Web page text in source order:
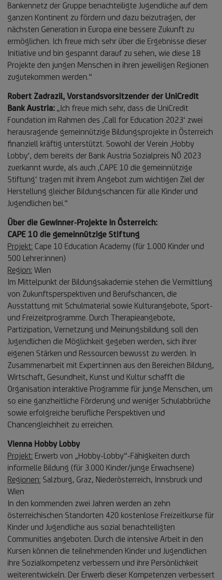
Bankennetz der Gruppe benachteiligte Jugendliche auf dem
ganzen Kontinent zu fördern und dazu beizutragen, der
nächsten Generation in Europa eine bessere Zukunft zu
ermöglichen. Ich freue mich sehr über die Ergebnisse dieser
Initiative und bin gespannt darauf zu sehen, wie diese 18
Projekte den jungen Menschen in ihren jeweiligen Regionen
zugutekommen werden.“
Robert Zadrazil, Vorstandsvorsitzender der UniCredit
Bank Austria:„Ich freue mich sehr, dass die UniCredit
Foundation im Rahmen des ‚Call for Education 2023‘ zwei
herausragende gemeinnützige Bildungsprojekte in Österreich
finanziell kräftig unterstützt. Sowohl der Verein ‚Hobby
Lobby‘, dem bereits der Bank Austria Sozialpreis NÖ 2023
zuerkannt wurde, als auch ‚CAPE 10 die gemeinnützige
Stiftung‘ tragen mit ihrem Angebot zum wichtigen Ziel der
Herstellung gleicher Bildungschancen für alle Kinder und
Jugendlichen bei.“
Über die Gewinner-Projekte in Österreich:
CAPE 10 die gemeinnützige Stiftung
Projekt: Cape 10 Education Academy (für 1.000 Kinder und
500 Lehrer:innen)
Region: Wien
Im Mittelpunkt der Bildungsakademie stehen die Vermittlung
von Zukunftsperspektiven und Berufschancen, die
Ausstattung mit Schulmaterial sowie Kulturangebote, Sport-
und Freizeitprogramme. Durch Therapieangebote,
Partizipation, Vernetzung und Meinungsbildung soll den
Jugendlichen die Möglichkeit gegeben werden, sich ihrer
eigenen Stärken und Ressourcen bewusst zu werden. In
Zusammenarbeit mit Expert:innen aus den Bereichen Bildung,
Wirtschaft, Gesundheit, Kunst und Kultur schafft die
Organisation interaktive Programme für junge Menschen, um
so eine ganzheitliche Förderung und weniger Schulabbrüche
sowie erfolgreiche berufliche Perspektiven und
Chancengleichheit zu erreichen.
Vienna Hobby Lobby
Projekt: Erwerb von „Hobby-Lobby“-Fähigkeiten durch
informelle Bildung (für 3.000 Kinder/junge Erwachsene)
Regionen: Salzburg, Graz, Niederösterreich, Innsbruck und
Wien
In den kommenden zwei Jahren werden an zehn
österreichischen Standorten 420 kostenlose Freizeitkurse für
Kinder und Jugendliche aus sozial benachteiligten
Communities angeboten. Durch die intensive Arbeit in den
Kursen können die teilnehmenden Kinder und Jugendlichen
ihre Sozialkompetenz verbessern und ihre Persönlichkeit
weiterentwickeln. Der Erwerb dieser Kompetenzen verbessert